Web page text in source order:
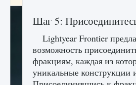
Шаг 5:
Lightyear Frontier
возможность
фракциям, каждая из
уникальные конструкции